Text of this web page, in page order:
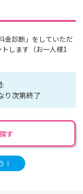
金診断」をしていただ
します（お一人様1
り次第終了
す
！